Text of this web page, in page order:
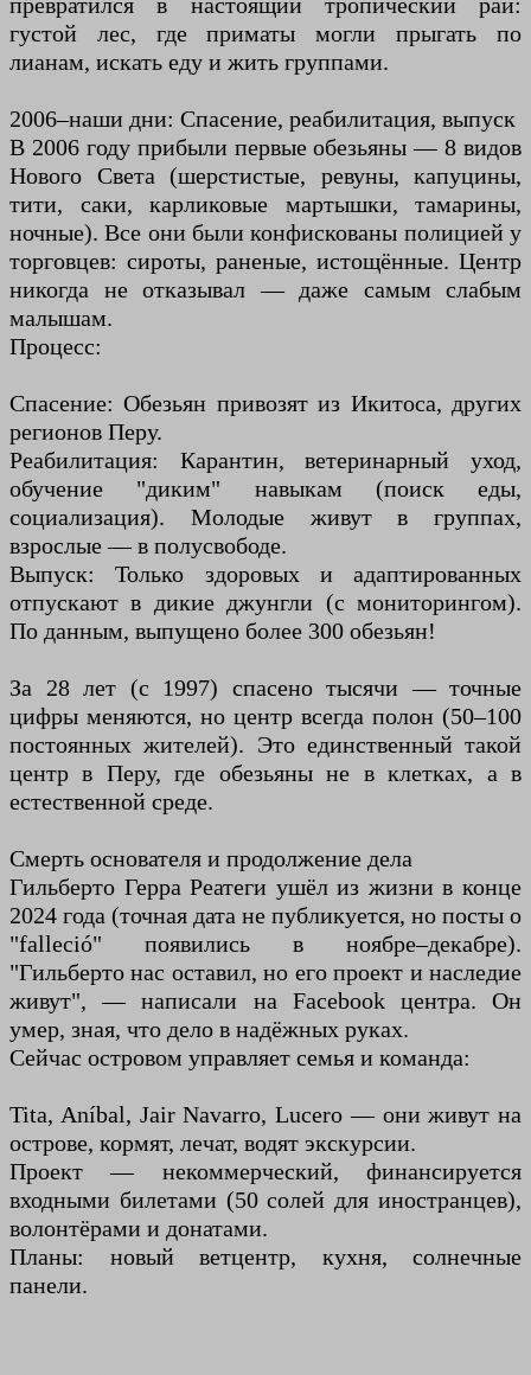
густой лес, где приматы могли прыгать по
лианам, искать еду и жить группами.
2006–наши дни: Спасение, реабилитация, выпуск
В 2006 году прибыли первые обезьяны — 8 видов
Нового Света (шерстистые, ревуны, капуцины,
тити, саки, карликовые мартышки, тамарины,
ночные). Все они были конфискованы полицией у
торговцев: сироты, раненые, истощённые. Центр
никогда не отказывал — даже самым слабым
малышам.
Процесс:
Спасение: Обезьян привозят из Икитоса, других
регионов Перу.
Реабилитация: Карантин, ветеринарный уход,
обучение "диким" навыкам (поиск еды,
социализация). Молодые живут в группах,
взрослые — в полусвободе.
Выпуск: Только здоровых и адаптированных
отпускают в дикие джунгли (с мониторингом).
По данным, выпущено более 300 обезьян!
За 28 лет (с 1997) спасено тысячи — точные
цифры меняются, но центр всегда полон (50–100
постоянных жителей). Это единственный такой
центр в Перу, где обезьяны не в клетках, а в
естественной среде.
Смерть основателя и продолжение дела
Гильберто Герра Реатеги ушёл из жизни в конце
2024 года (точная дата не публикуется, но посты о
"falleció" появились в ноябре–декабре).
"Гильберто нас оставил, но его проект и наследие
живут", — написали на Facebook центра. Он
умер, зная, что дело в надёжных руках.
Сейчас островом управляет семья и команда:
Tita, Aníbal, Jair Navarro, Lucero — они живут на
острове, кормят, лечат, водят экскурсии.
Проект — некоммерческий, финансируется
входными билетами (50 солей для иностранцев),
волонтёрами и донатами.
Планы: новый ветцентр, кухня, солнечные
панели.